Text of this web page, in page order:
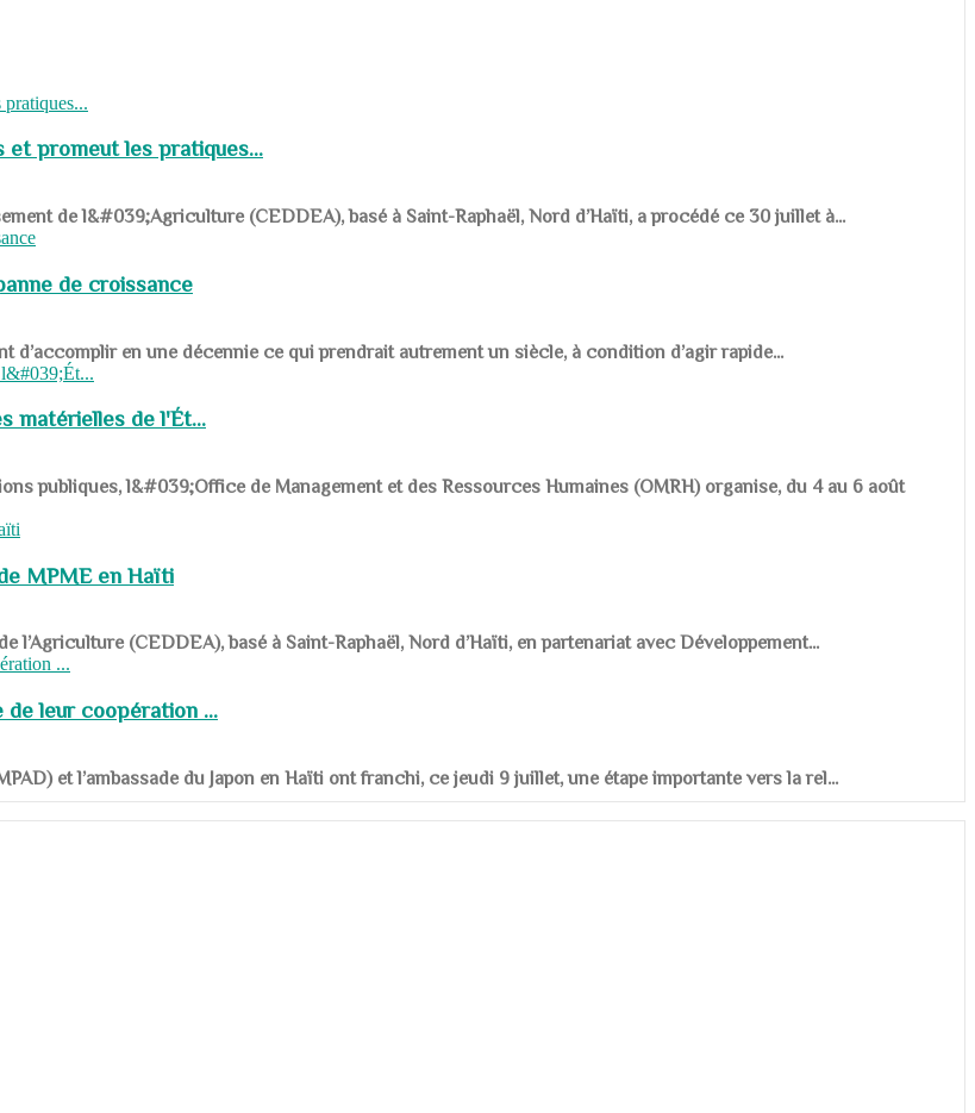
et promeut les pratiques...
de l&#039;Agriculture (CEDDEA), basé à Saint-Raphaël, Nord d’Haïti, a procédé ce 30 juillet à...
de croissance
en une décennie ce qui prendrait autrement un siècle, à condition d’agir rapide...
matérielles de l'Ét...
publiques, l&#039;Office de Management et des Ressources Humaines (OMRH) organise, du 4 au 6 août
MPME en Haïti
(CEDDEA), basé à Saint-Raphaël, Nord d’Haïti, en partenariat avec Développement...
de leur coopération ...
et l’ambassade du Japon en Haïti ont franchi, ce jeudi 9 juillet, une étape importante vers la rel...